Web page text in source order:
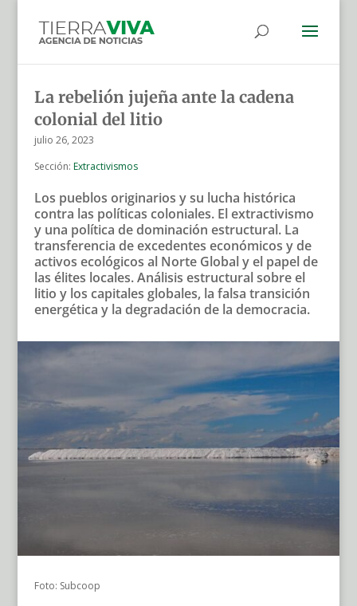
La rebelión jujeña ante la cadena
colonial del litio
julio 26, 2023
Sección: Extractivismos
Los pueblos originarios y su lucha histórica
contra las políticas coloniales. El extractivismo
y una política de dominación estructural. La
transferencia de excedentes económicos y de
activos ecológicos al Norte Global y el papel de
las élites locales. Análisis estructural sobre el
litio y los capitales globales, la falsa transición
energética y la degradación de la democracia.
Foto: Subcoop